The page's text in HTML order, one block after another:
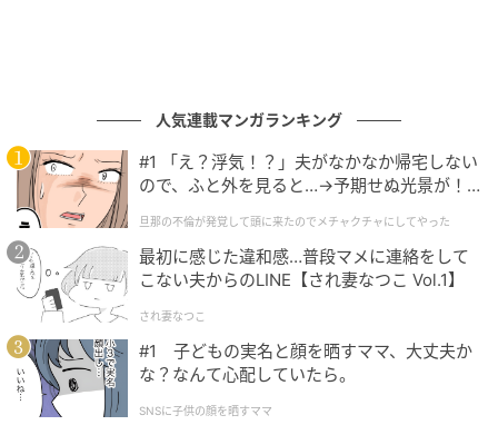
ッとなり、綺麗に汚れが落ちていて、簡単で好きです（61歳/
女性）
連射ミストで浴槽の壁面にひろがり、30秒ぐらい待てば、シャ
ーワーで汚れがおち、ゴシゴシ擦らずに掃除ができます。（62
歳/男性）
人気連載マンガランキング
#1 「え？浮気！？」夫がなかなか帰宅しない
ので、ふと外を見ると…→予期せぬ光景が！
クチャにしてやった
旦那の不倫が発覚して頭に来たのでメチャクチャにしてやった
最初に感じた違和感…普段マメに連絡をして
こない夫からのLINE【され妻なつこ Vol.1】
され妻なつこ
#1 子どもの実名と顔を晒すママ、大丈夫か
な？なんて心配していたら。
SNSに子供の顔を晒すママ